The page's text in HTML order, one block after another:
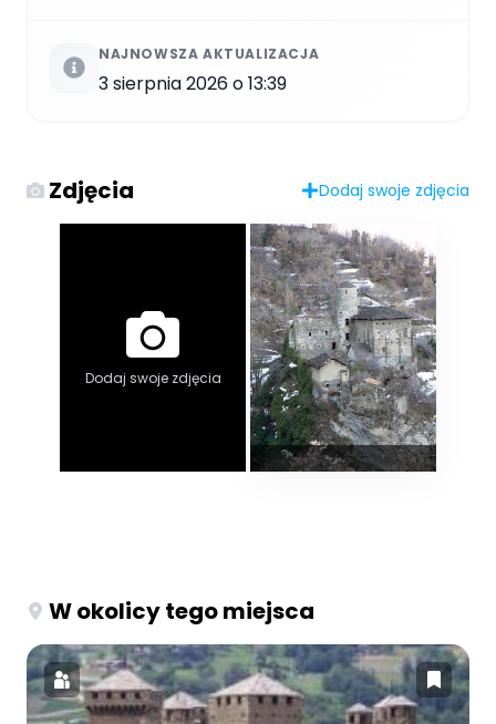
NAJNOWSZA AKTUALIZACJA
3 sierpnia 2026 o 13:39
Zdjęcia Dodaj swoje zdjęcia
Dodaj swoje zdjęcia
W okolicy tego miejsca